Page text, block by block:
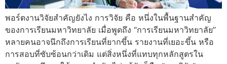
พอร์ตงานวิจัยสำคัญยังไง การวิจัย คือ หนึ่งในพื้นฐานสำคัญ
ของการเรียนมหาวิทยาลัย เมื่อพูดถึง “การเรียนมหาวิทยาลัย”
หลายคนอาจนึกถึงการเรียนที่ยากขึ้น รายงานที่เยอะขึ้น หรือ
การสอบที่ซับซ้อนกว่าเดิม แต่สิ่งหนึ่งที่แทบทุกหลักสูตรใน